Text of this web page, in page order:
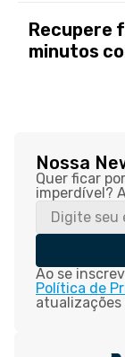
Recupere
minutos
Nossa
Quer ficar
imperdível?
Ao se
Política de
atualizações